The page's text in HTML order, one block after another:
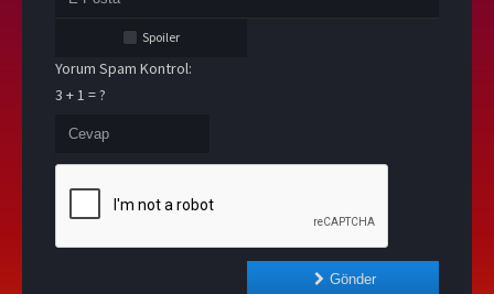
Spoiler
Yorum Spam Kontrol:
3 + 1 = ?
Gönder